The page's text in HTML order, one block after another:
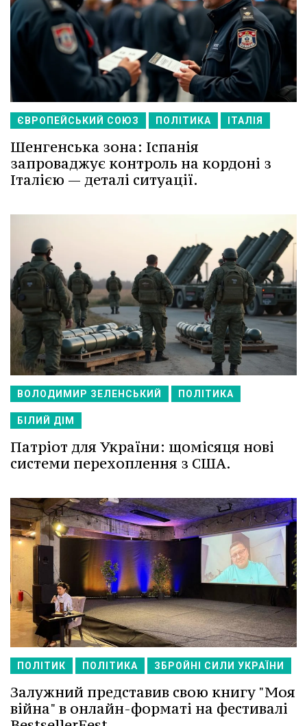
ЄВРОПЕЙСЬКИЙ СОЮЗ ПОЛІТИКА ІТАЛІЯ
Шенгенська зона: Іспанія
запроваджує контроль на кордоні з
Італією — деталі ситуації.
ВОЛОДИМИР ЗЕЛЕНСЬКИЙ ПОЛІТИКА
БІЛИЙ ДІМ
Патріот для України: щомісяця нові
системи перехоплення з США.
ПОЛІТИК ПОЛІТИКА ЗБРОЙНІ СИЛИ УКРАЇНИ
Залужний представив свою книгу "Моя
війна" в онлайн-форматі на фестивалі